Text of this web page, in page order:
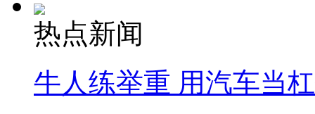
热点新闻
牛人练举重 用汽车当